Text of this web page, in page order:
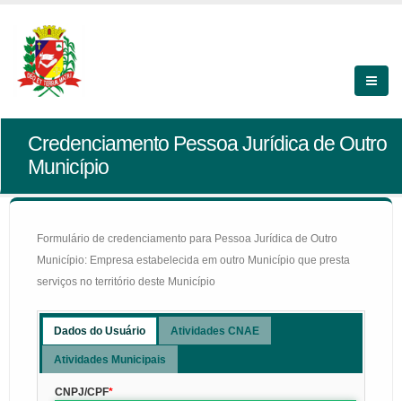
Credenciamento Pessoa Jurídica de Outro
Município
Formulário de credenciamento para Pessoa Jurídica de Outro
Município: Empresa estabelecida em outro Município que presta
serviços no território deste Município
Dados do Usuário Atividades CNAE
Atividades Municipais
CNPJ/CPF